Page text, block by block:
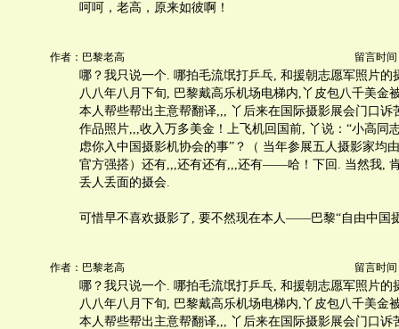
呵呵，老高，原来如彼啊！
作者：巴黎老高 留言时间
哪？我只说一个. 哪拍毛流氓打乒乓, 和援朝志愿军照片的
八八年八月下旬, 巴黎戴高乐机场电梯内,丫皮包八千美金
本人帮些帮出主意帮翻译,,, 丫后来在国际摄影展会门口诉
作品照片,,,收入万多美金！上飞机回国前, 丫说：“小高同
虑你入中国摄影机协会的事”？（ 当年参展五人摄影家均
官方强搭）还有,,,还有还有,,,还有——哈！下回. 当然我,
丢人丢面的摄会.
可惜早不喜欢摄影了, 要不然现在本人——巴黎“自由中国
作者：巴黎老高 留言时间
哪？我只说一个. 哪拍毛流氓打乒乓, 和援朝志愿军照片的
八八年八月下旬, 巴黎戴高乐机场电梯内,丫皮包八千美金
本人帮些帮出主意帮翻译,,, 丫后来在国际摄影展会门口诉